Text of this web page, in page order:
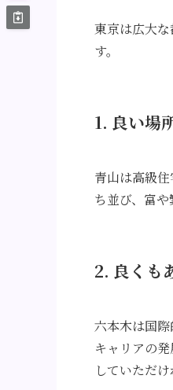
東京は広大
す。
1. 良い場
青山は高級
ち並び、富や
2. 良くも
六本木は国
キャリアの
していただけ